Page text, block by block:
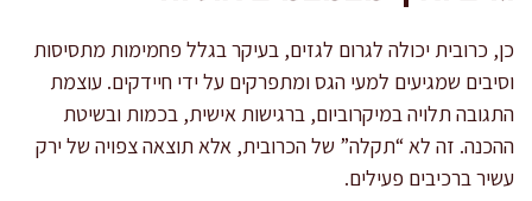
כן, כרובית יכולה לגרום לגזים, בעיקר בגלל פחמימות מתסיסות
וסיבים שמגיעים למעי הגס ומתפרקים על ידי חיידקים. עוצמת
התגובה תלויה במיקרוביום, ברגישות אישית, בכמות ובשיטת
ההכנה. זה לא “תקלה” של הכרובית, אלא תוצאה צפויה של ירק
עשיר ברכיבים פעילים.